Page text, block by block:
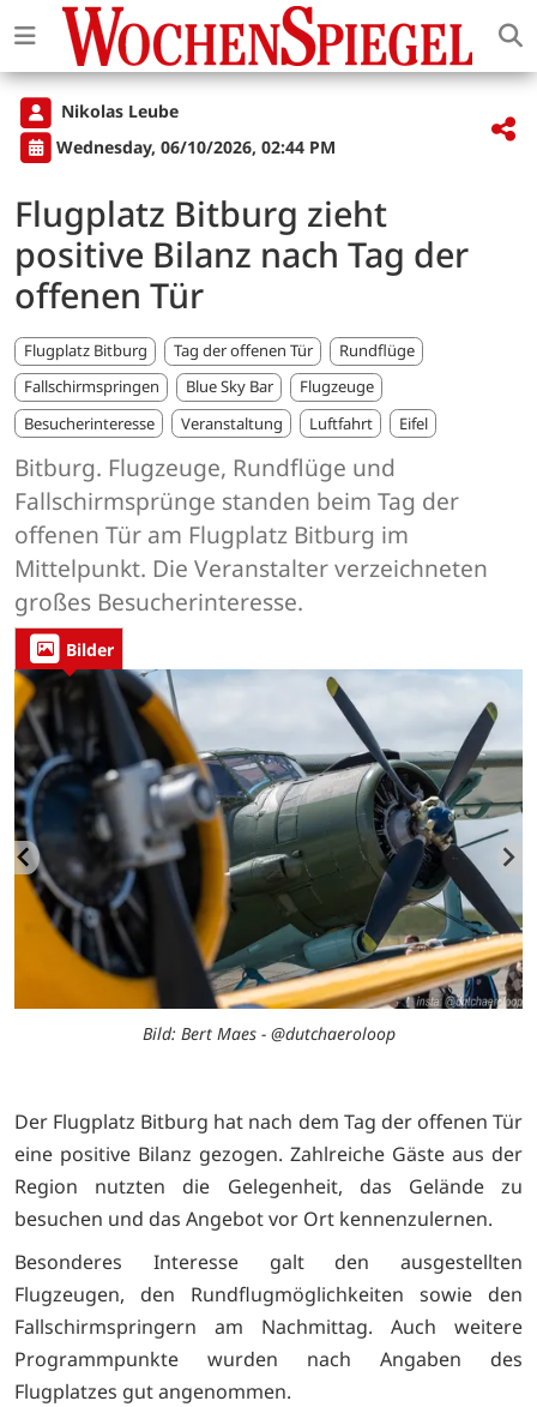
Nikolas Leube
Wednesday, 06/10/2026, 02:44 PM
Flugplatz Bitburg zieht
positive Bilanz nach Tag der
offenen Tür
Flugplatz Bitburg Tag der offenen Tür
Rundflüge
Fallschirmspringen
Blue Sky Bar
Flugzeuge
Besucherinteresse
Veranstaltung Luftfahrt Eifel
Bitburg. Flugzeuge, Rundflüge und
Fallschirmsprünge standen beim Tag der
offenen Tür am Flugplatz Bitburg im
Mittelpunkt. Die Veranstalter verzeichneten
großes Besucherinteresse.
Bilder
Bild: Bert Maes - @dutchaeroloop
Der Flugplatz Bitburg hat nach dem Tag der offenen Tür
eine positive Bilanz gezogen. Zahlreiche Gäste aus der
Region nutzten die Gelegenheit, das Gelände zu
besuchen und das Angebot vor Ort kennenzulernen.
Besonderes Interesse galt den ausgestellten
Flugzeugen, den Rundflugmöglichkeiten sowie den
Fallschirmspringern am Nachmittag. Auch weitere
Programmpunkte wurden nach Angaben des
Flugplatzes gut angenommen.